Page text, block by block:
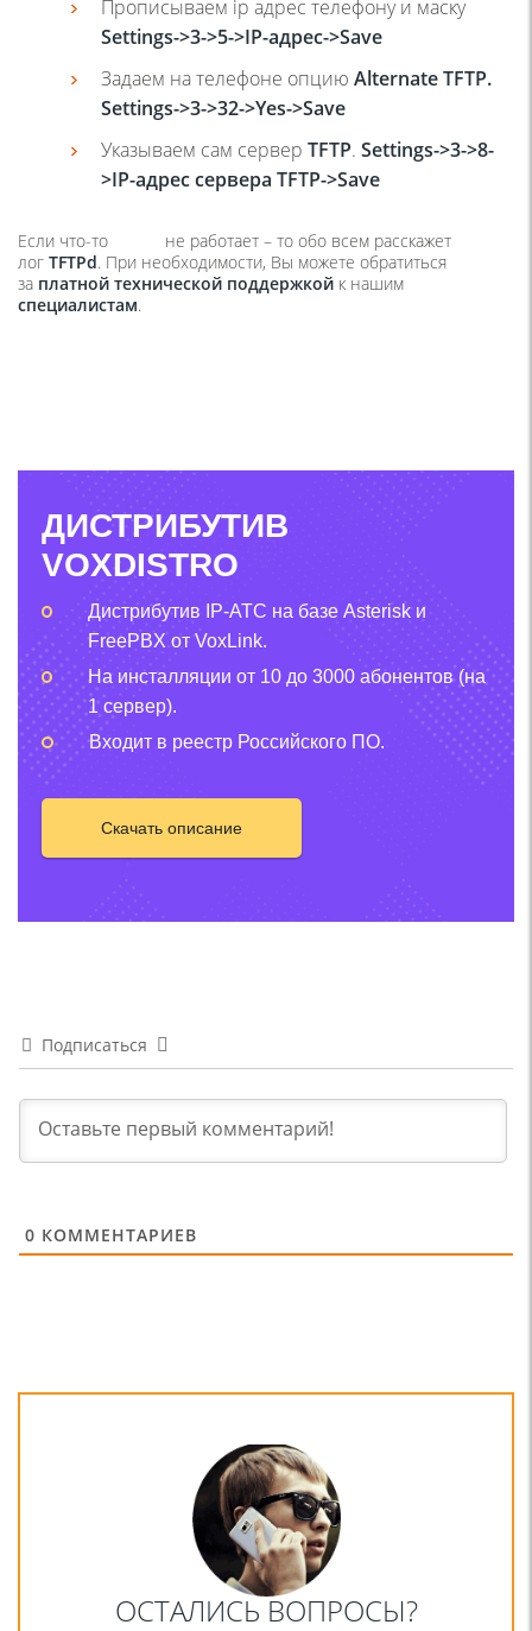
Прописываем ip адрес телефону и маску
Settings->3->5->IP-адрес->Save
Задаем на телефоне опцию Alternate TFTP.
Settings->3->32->Yes->Save
Указываем сам сервер TFTP. Settings->3->8-
>IP-адрес сервера TFTP->Save
Если что-то не работает – то обо всем расскажет
лог TFTPd. При необходимости, Вы можете обратиться
за платной технической поддержкой к нашим
специалистам.
ДИСТРИБУТИВ
VOXDISTRO
Дистрибутив IP-АТС на базе Asterisk и
FreePBX от VoxLink.
На инсталляции от 10 до 3000 абонентов (на
1 сервер).
Входит в реестр Российского ПО.
Скачать описание
Подписаться
0 КОММЕНТАРИЕВ
ОСТАЛИСЬ ВОПРОСЫ?